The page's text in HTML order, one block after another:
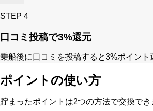
STEP 4
口コミ投稿で3%還元
乗船後に口コミを投稿すると3%ポイント
ポイントの使い方
貯まったポイントは2つの方法で交換でき